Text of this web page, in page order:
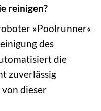
reinigen?
»Poolrunner«
des
die
zuverlässig
dieser